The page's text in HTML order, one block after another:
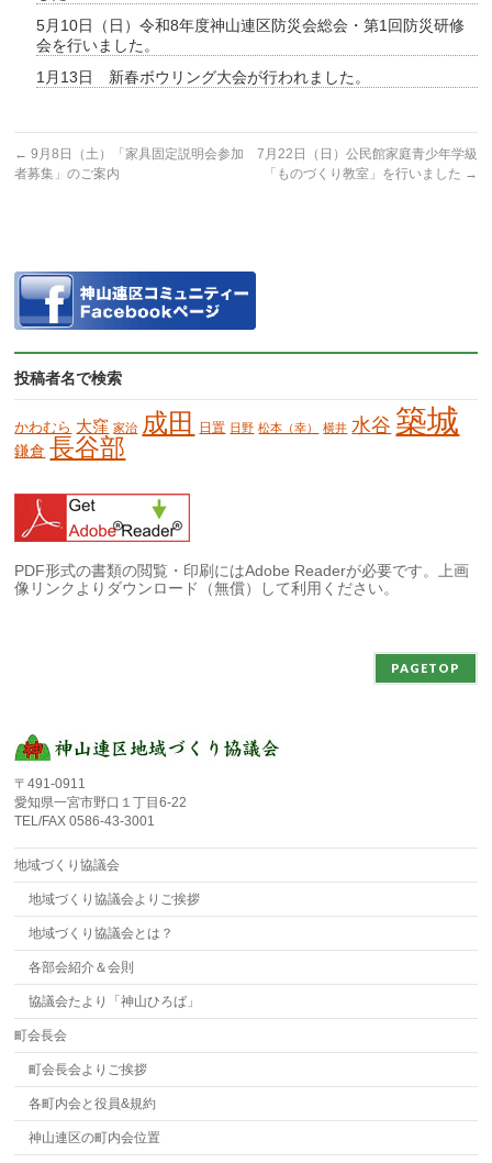
5月10日（日）令和8年度神山連区防災会総会・第1回防災研修
会を行いました。
1月13日 新春ボウリング大会が行われました。
← 9月8日（土）「家具固定説明会参加
者募集」のご案内
7月22日（日）公民館家庭青少年学級
「ものづくり教室」を行いました →
投稿者名で検索
かわむら 大窪 家治 成田 日置 日野 松本（幸） 横井 水谷 築城
鎌倉 長谷部
PDF形式の書類の閲覧・印刷にはAdobe Readerが必要です。上画
像リンクよりダウンロード（無償）して利用ください。
PAGETOP
〒491-0911
愛知県一宮市野口１丁目6-22
TEL/FAX 0586-43-3001
地域づくり協議会
地域づくり協議会よりご挨拶
地域づくり協議会とは？
各部会紹介＆会則
協議会たより「神山ひろば」
町会長会
町会長会よりご挨拶
各町内会と役員&規約
神山連区の町内会位置